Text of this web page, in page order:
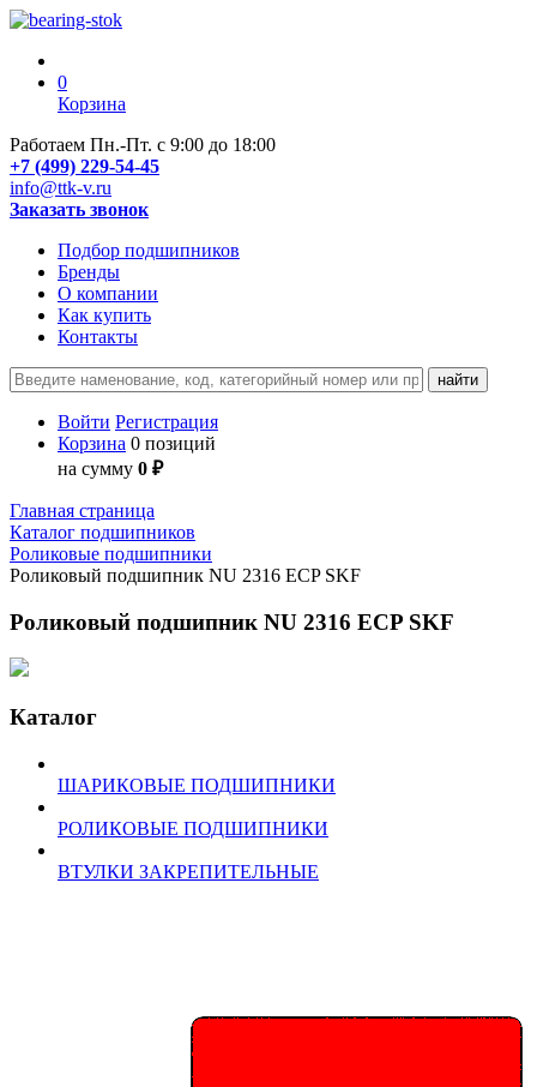
0
Корзина
Работаем Пн.-Пт. с 9:00 до 18:00
+7 (499) 229-54-45
info@ttk-v.ru
Заказать звонок
Подбор подшипников
Бренды
О компании
Как купить
Контакты
Войти Регистрация
Корзина 0 позиций
на сумму 0 ₽
Главная страница
Каталог подшипников
Роликовые подшипники
Роликовый подшипник NU 2316 ECP SKF
Роликовый подшипник NU 2316 ECP SKF
Каталог
ШАРИКОВЫЕ ПОДШИПНИКИ
РОЛИКОВЫЕ ПОДШИПНИКИ
ВТУЛКИ ЗАКРЕПИТЕЛЬНЫЕ